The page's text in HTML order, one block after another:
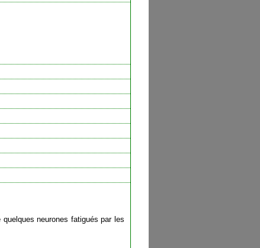
neurones fatigués par les